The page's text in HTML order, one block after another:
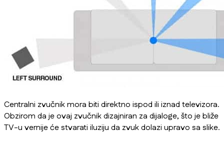
Centralni zvučnik mora biti direktno ispod ili iznad televizora.
Obzirom da je ovaj zvučnik dizajniran za dijaloge, što je bliže
TV-u vernije će stvarati iluziju da zvuk dolazi upravo sa slike.